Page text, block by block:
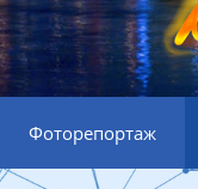
Фоторепортаж